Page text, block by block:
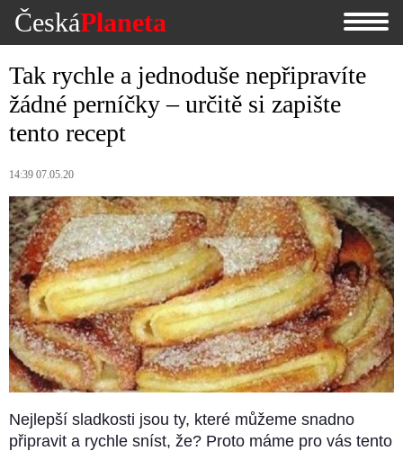
ČeskáPlaneta
Tak rychle a jednoduše nepřipravíte
žádné perníčky – určitě si zapište
tento recept
14:39 07.05.20
Nejlepší sladkosti jsou ty, které můžeme snadno
připravit a rychle sníst, že? Proto máme pro vás tento